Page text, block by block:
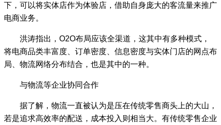
下，可以将实体店作为体验店，借助自身庞大的客流量来推广
电商业务。
洪涛指出，O2O布局应该全渠道，这其中有多种模式，
将电商品类丰富度、订单密度、信息密度与实体门店的网点布
局、物流网络分布结合，也是其中的一种。
与物流等企业协同合作
据了解，物流一直被认为是压在传统零售商头上的大山，
若是追求高效率的配送，成本投入则相当大。有传统零售企业